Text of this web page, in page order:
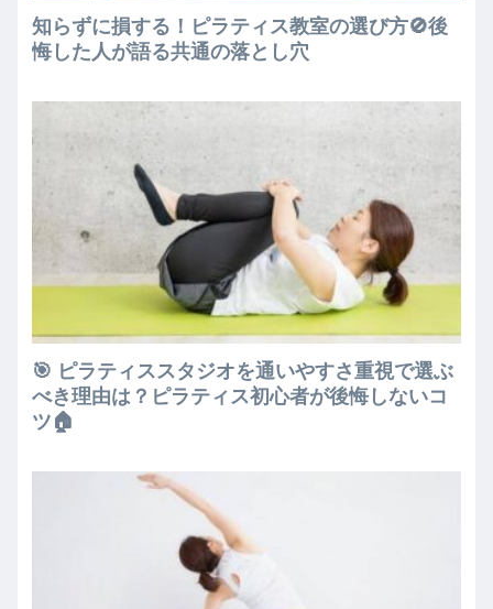
知らずに損する！ピラティス教室の選び方🚫後
悔した人が語る共通の落とし穴
🎯 ピラティススタジオを通いやすさ重視で選ぶ
べき理由は？ピラティス初心者が後悔しないコ
ツ🏠